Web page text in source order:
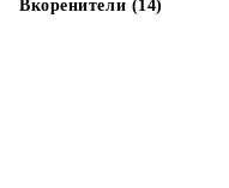
Вкоренители (14)